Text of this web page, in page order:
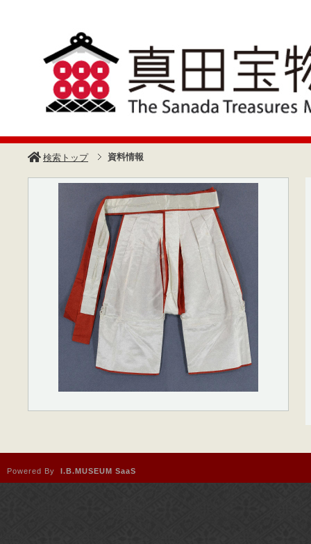
検索トップ 資料情報
Powered By I.B.MUSEUM SaaS